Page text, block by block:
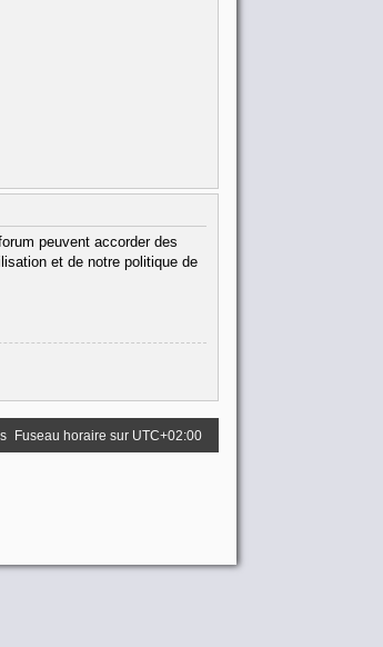
peuvent accorder des
et de notre politique de
Fuseau horaire sur UTC+02:00